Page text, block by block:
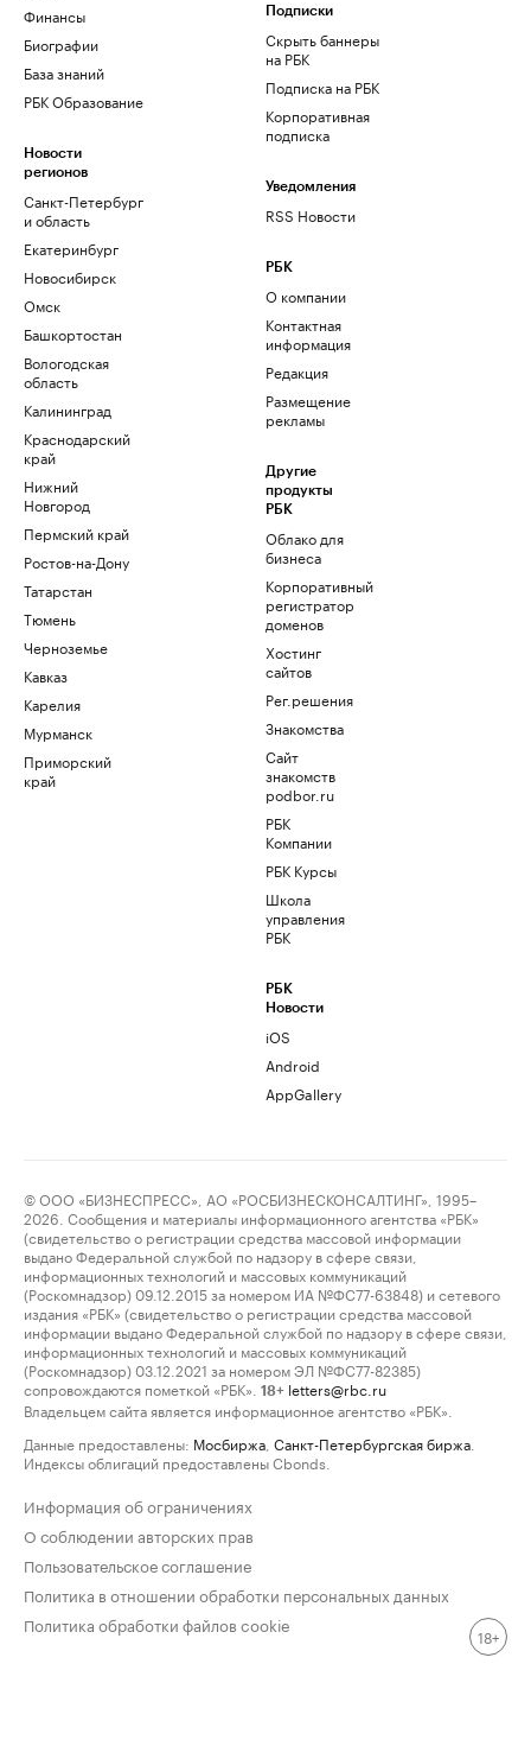
Финансы
Биографии
База знаний
РБК Образование
Новости
регионов
Санкт-Петербург
и область
Екатеринбург
Новосибирск
Омск
Башкортостан
Вологодская
область
Калининград
Краснодарский
край
Нижний
Новгород
Пермский край
Ростов-на-Дону
Татарстан
Тюмень
Черноземье
Кавказ
Карелия
Мурманск
Приморский
край
Подписки
Скрыть баннеры
на РБК
Подписка на РБК
Корпоративная
подписка
Уведомления
RSS Новости
РБК
О компании
Контактная
информация
Редакция
Размещение
рекламы
Другие
продукты
РБК
Облако для
бизнеса
Корпоративный
регистратор
доменов
Хостинг
сайтов
Рег.решения
Знакомства
Сайт
знакомств
podbor.ru
РБК
Компании
РБК Курсы
Школа
управления
РБК
РБК
Новости
iOS
Android
AppGallery
© ООО «БИЗНЕСПРЕСС», АО «РОСБИЗНЕСКОНСАЛТИНГ», 1995–
2026. Сообщения и материалы информационного агентства «РБК»
(свидетельство о регистрации средства массовой информации
выдано Федеральной службой по надзору в сфере связи,
информационных технологий и массовых коммуникаций
(Роскомнадзор) 09.12.2015 за номером ИА №ФС77-63848) и сетевого
издания «РБК» (свидетельство о регистрации средства массовой
информации выдано Федеральной службой по надзору в сфере связи,
информационных технологий и массовых коммуникаций
(Роскомнадзор) 03.12.2021 за номером ЭЛ №ФС77-82385)
сопровождаются пометкой «РБК».
18+ letters@rbc.ru
Владельцем сайта является информационное агентство «РБК».
Данные предоставлены: Мосбиржа Санкт-Петербургская биржа
Индексы облигаций предоставлены Cbonds.
Информация об ограничениях
О соблюдении авторских прав
Пользовательское соглашение
Политика в отношении обработки персональных данных
Политика обработки файлов cookie
18+